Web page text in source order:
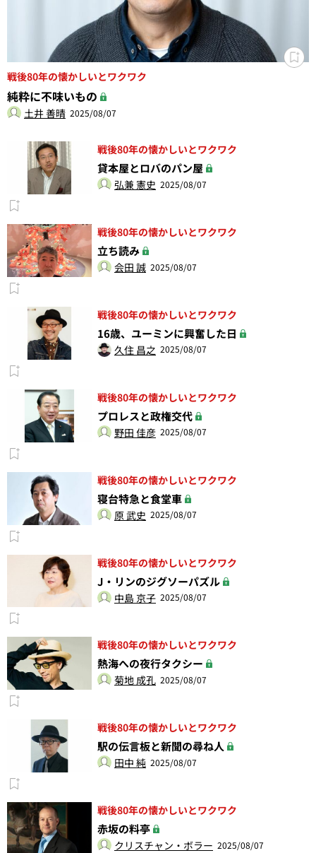
戦後80年の懐かしいとワクワク
純粋に不味いもの
土井 善晴 2025/08/07
戦後80年の懐かしいとワクワク
貸本屋とロバのパン屋
弘兼 憲史 2025/08/07
戦後80年の懐かしいとワクワク
立ち読み
会田 誠 2025/08/07
戦後80年の懐かしいとワクワク
16歳、ユーミンに興奮した日
久住 昌之 2025/08/07
戦後80年の懐かしいとワクワク
プロレスと政権交代
野田 佳彦 2025/08/07
戦後80年の懐かしいとワクワク
寝台特急と食堂車
原 武史 2025/08/07
戦後80年の懐かしいとワクワク
J・リンのジグソーパズル
中島 京子 2025/08/07
戦後80年の懐かしいとワクワク
熱海への夜行タクシー
菊地 成孔 2025/08/07
戦後80年の懐かしいとワクワク
駅の伝言板と新聞の尋ね人
田中 純 2025/08/07
戦後80年の懐かしいとワクワク
赤坂の料亭
クリスチャン・ボラー 2025/08/07